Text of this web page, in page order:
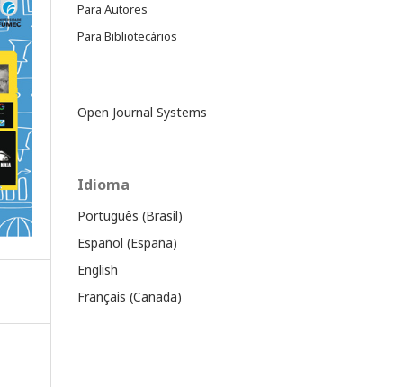
Para Autores
Para Bibliotecários
Open Journal Systems
Idioma
Português (Brasil)
Español (España)
English
Français (Canada)